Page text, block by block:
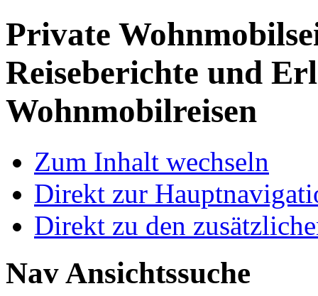
Private
Reiseberichte und
Wohnmobilreisen
Zum Inhalt wechseln
Direkt zur
Direkt zu den
Nav Ansichtssuche